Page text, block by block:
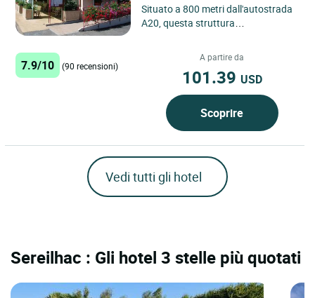
Situato a 800 metri dall'autostrada
A20, questa struttura
7.9/10 (90 recensioni)
A partire da
101.39 USD
Scoprire
Vedi tutti gli hotel
Sereilhac : Gli hotel 3 stelle più quotati